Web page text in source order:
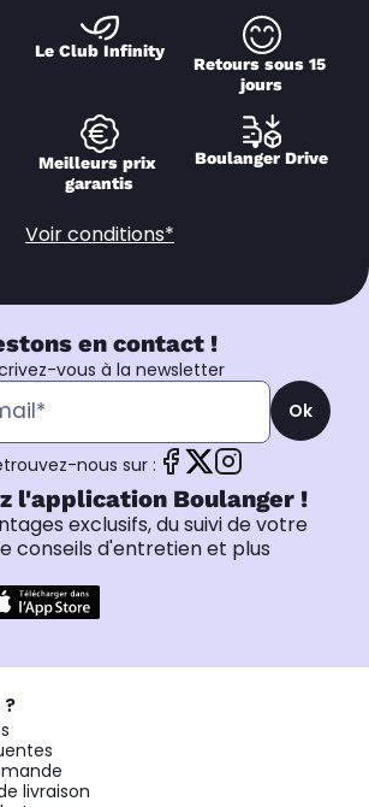
Le Club Infinity
Retours sous 15
jours
Meilleurs prix
garantis
Boulanger Drive
Voir conditions*
en contact !
vous à la newsletter
Ok
nous sur :
l'application Boulanger !
exclusifs, du suivi de votre
conseils d'entretien et plus
livraison